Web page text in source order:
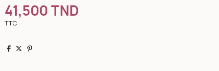
41,500 TND
TTC
Partager
TweetPinterest